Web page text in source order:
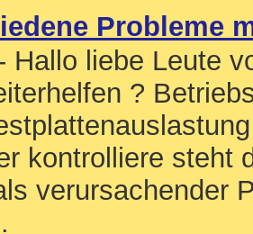
Probleme
Hallo liebe Leute
?
kontrolliere steht
verursachender